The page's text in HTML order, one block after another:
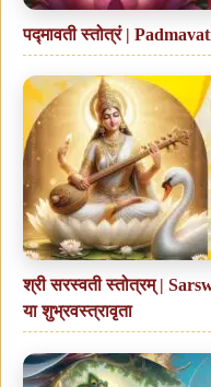
पद्मावती स्तोत्रं |
श्री सरस्वती स्तोत्रम् |
या शुभ्रवस्त्रावृता